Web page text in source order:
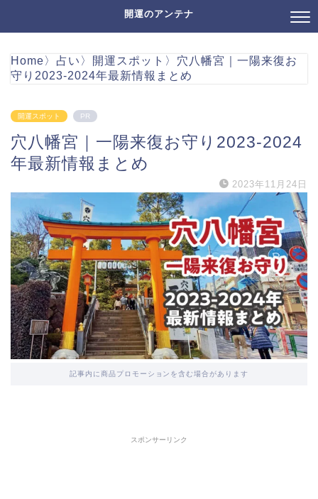
開運のアンテナ
Home〉 占い 〉 開運スポット 〉 穴八幡宮｜一陽来復お
守り2023-2024年最新情報まとめ
開運スポット PR
穴八幡宮｜一陽来復お守り2023-2024
年最新情報まとめ
2023年11月24日
記事内に商品プロモーションを含む場合があります
スポンサーリンク